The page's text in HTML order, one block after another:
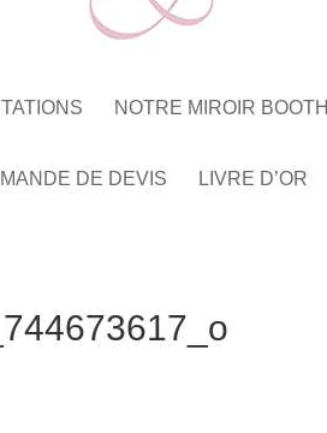
NOTRE MIROIR BOOTH
DE DEVIS LIVRE D’OR